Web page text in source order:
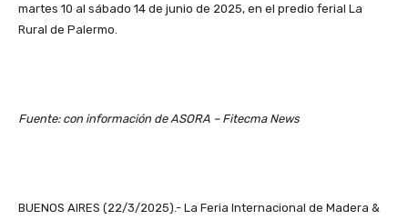
martes 10 al sábado 14 de junio de 2025, en el predio ferial La
Rural de Palermo.
Fuente: con información de ASORA – Fitecma News
BUENOS AIRES (22/3/2025).- La Feria Internacional de Madera &